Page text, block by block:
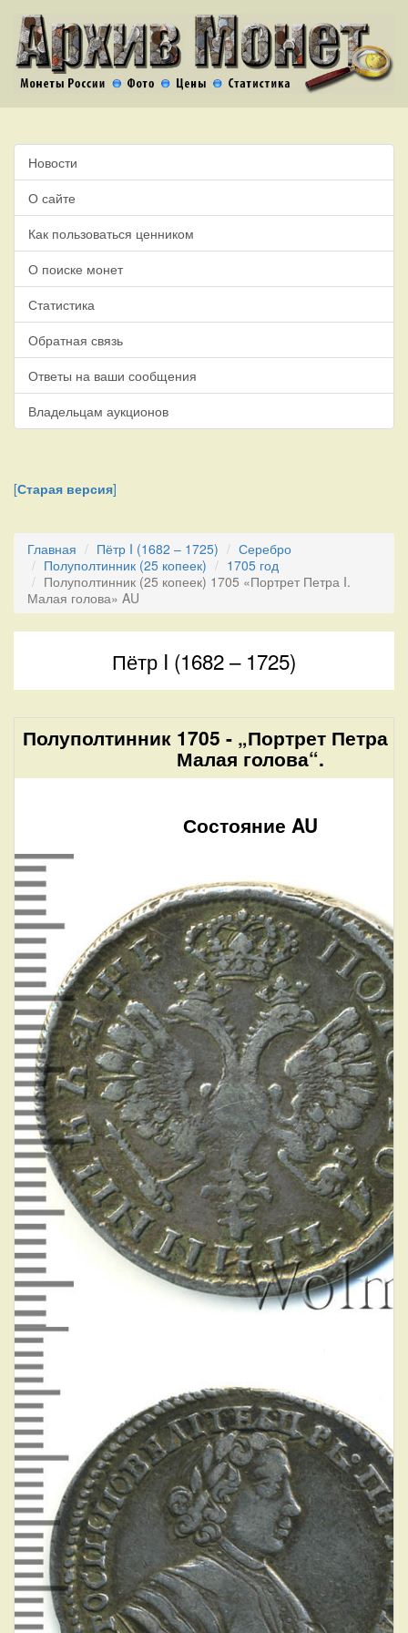
Новости
О сайте
Как пользоваться ценником
О поиске монет
Статистика
Обратная связь
Ответы на ваши сообщения
Владельцам аукционов
[Старая версия]
Главная Пётр I (1682 – 1725)
Серебро
Полуполтинник (25 копеек)
1705 год
Полуполтинник (25 копеек) 1705 «Портрет Петра I.
Малая голова» AU
Пётр I (1682 – 1725)
Полуполтинник 1705 - „Портрет Петра I.
Малая голова“.
Состояние AU